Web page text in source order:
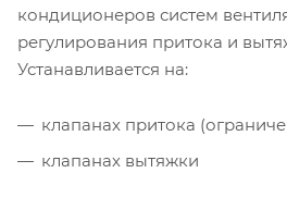
кондиционеров систем
регулирования притока и
Устанавливается на:
клапанах притока
клапанах вытяжки